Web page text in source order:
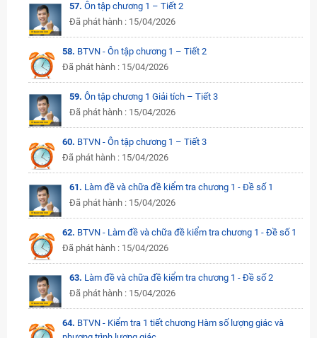
57. Ôn tập chương 1 – Tiết 2
Đã phát hành : 15/04/2026
58. BTVN - Ôn tập chương 1 – Tiết 2
Đã phát hành : 15/04/2026
59. Ôn tập chương 1 Giải tích – Tiết 3
Đã phát hành : 15/04/2026
60. BTVN - Ôn tập chương 1 – Tiết 3
Đã phát hành : 15/04/2026
61. Làm đề và chữa đề kiểm tra chương 1 - Đề số 1
Đã phát hành : 15/04/2026
62. BTVN - Làm đề và chữa đề kiểm tra chương 1 - Đề số 1
Đã phát hành : 15/04/2026
63. Làm đề và chữa đề kiểm tra chương 1 - Đề số 2
Đã phát hành : 15/04/2026
64. BTVN - Kiểm tra 1 tiết chương Hàm số lượng giác và